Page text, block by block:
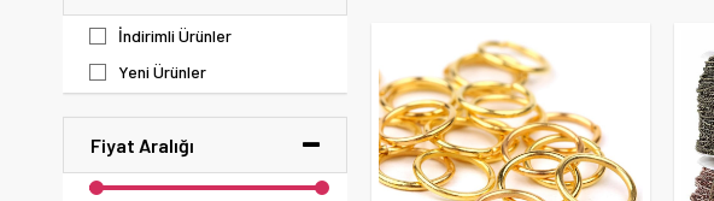
İndirimli Ürünler
Yeni Ürünler
Fiyat Aralığı